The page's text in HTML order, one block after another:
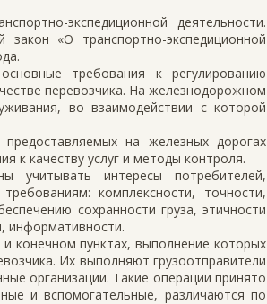
экспедиционной деятельности.
«О транспортно-экспедиционной
требования к регулированию
перевозчика. На железнодорожном
во взаимодействии с которой
предоставляемых на железных дорогах
к качеству услуг и методы контроля.
учитывать интересы потребителей,
комплексности, точности,
сохранности груза, этичности
информативности.
конечном пунктах, выполнение которых
Их выполняют грузоотправители
организации. Такие операции принято
и вспомогательные, различаются по